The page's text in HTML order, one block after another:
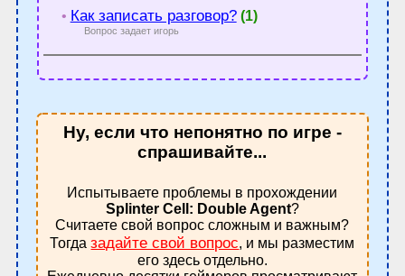
• Как записать разговор? (1)
Вопрос задает игорь
Ну, если что непонятно по игре -
спрашивайте...
Испытываете проблемы в прохождении
Splinter Cell: Double Agent?
Считаете свой вопрос сложным и важным?
Тогдазадайте свой вопрос, и мы разместим
его здесь отдельно.